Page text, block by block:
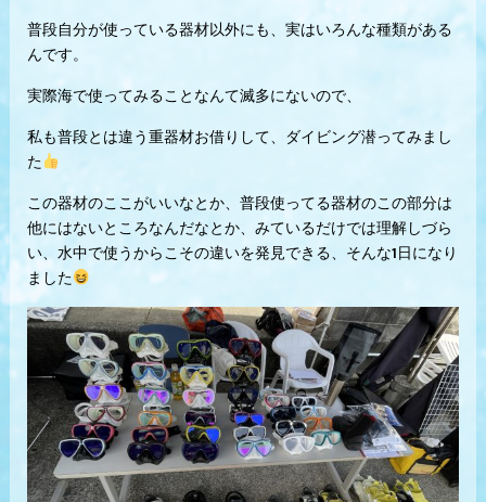
普段自分が使っている器材以外にも、実はいろんな種類がある
んです。
実際海で使ってみることなんて滅多にないので、
私も普段とは違う重器材お借りして、ダイビング潜ってみまし
た
この器材のここがいいなとか、普段使ってる器材のこの部分は
他にはないところなんだなとか、みているだけでは理解しづら
い、水中で使うからこその違いを発見できる、そんな1日になり
ました